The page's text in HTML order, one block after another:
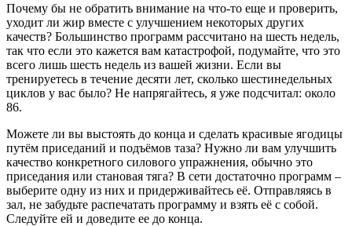
Почему бы не обратить внимание на что-то еще и проверить,
уходит ли жир вместе с улучшением некоторых других
качеств? Большинство программ рассчитано на шесть недель,
так что если это кажется вам катастрофой, подумайте, что это
всего лишь шесть недель из вашей жизни. Если вы
тренируетесь в течение десяти лет, сколько шестинедельных
циклов у вас было? Не напрягайтесь, я уже подсчитал: около
86.
Можете ли вы выстоять до конца и сделать красивые ягодицы
путём приседаний и подъёмов таза? Нужно ли вам улучшить
качество конкретного силового упражнения, обычно это
приседания или становая тяга? В сети достаточно программ –
выберите одну из них и придерживайтесь её. Отправляясь в
зал, не забудьте распечатать программу и взять её с собой.
Следуйте ей и доведите ее до конца.